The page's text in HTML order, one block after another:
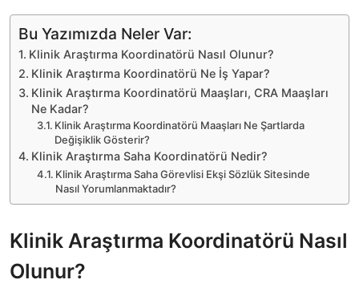
Bu Yazımızda Neler Var:
Klinik Araştırma Koordinatörü Nasıl Olunur?
Klinik Araştırma Koordinatörü Ne İş Yapar?
Klinik Araştırma Koordinatörü Maaşları, CRA Maaşları
Ne Kadar?
Klinik Araştırma Koordinatörü Maaşları Ne Şartlarda
Değişiklik Gösterir?
Klinik Araştırma Saha Koordinatörü Nedir?
Klinik Araştırma Saha Görevlisi Ekşi Sözlük Sitesinde
Nasıl Yorumlanmaktadır?
Klinik Araştırma Koordinatörü Nasıl
Olunur?